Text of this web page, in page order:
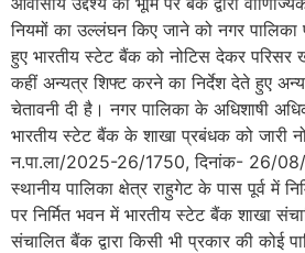
नियमों का उल्लंघन किए जाने को नगर
हुए भारतीय स्टेट बैंक को नोटिस देकर परिसर
कहीं अन्यत्र शिफ्ट करने का निर्देश देते हुए
चेतावनी दी है। नगर पालिका के अधिशाषी
भारतीय स्टेट बैंक के शाखा प्रबंधक को जारी
न.पा.ला/2025-26/1750, दिनांक- 26/
स्थानीय पालिका क्षेत्र राहुगेट के पास पूर्व में
पर निर्मित भवन में भारतीय स्टेट बैंक शाखा
संचालित बैंक द्वारा किसी भी प्रकार की कोई